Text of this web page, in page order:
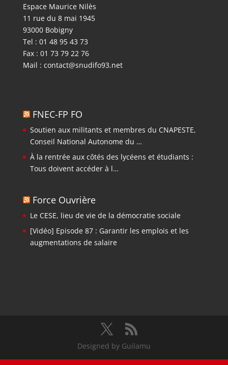
Espace Maurice Nilès
11 rue du 8 mai 1945
93000 Bobigny
Tel : 01 48 95 43 73
Fax : 01 73 79 22 76
Mail : contact@snudifo93.net
FNEC-FP FO
Soutien aux militants et membres du CNAPESTE,
Conseil National Autonome du …
À la rentrée aux côtés des lycéens et étudiants :
Tous doivent accéder à l…
Force Ouvrière
Le CESE, lieu de vie de la démocratie sociale
[Vidéo] Episode 87 : Garantir les emplois et les
augmentations de salaire
Designed by Guilamu